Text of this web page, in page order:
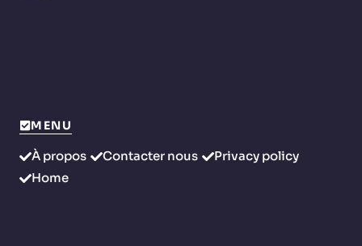
MENU
À propos Contacter nous
Privacy policy
Home